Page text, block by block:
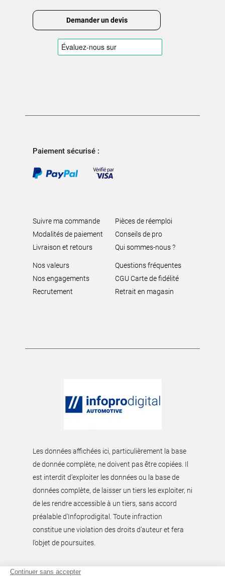
Demander un devis
Paiement sécurisé :
Suivre ma commande
Modalités de paiement
Livraison et retours
Pièces de réemploi
Conseils de pro
Qui sommes-nous ?
Nos valeurs
Nos engagements
Recrutement
Questions fréquentes
CGU Carte de fidélité
Retrait en magasin
Les données affichées ici, particulièrement la base
de donnée complète, ne doivent pas être copiées. Il
est interdit d’exploiter les données ou la base de
données complète, de laisser un tiers les exploiter, ni
de les rendre accessible à un tiers, sans accord
préalable d'Infoprodigital. Toute infraction
constitue une violation des droits d’auteur et fera
l’objet de poursuites.